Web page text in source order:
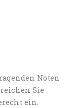
Noten
Sie
ein.